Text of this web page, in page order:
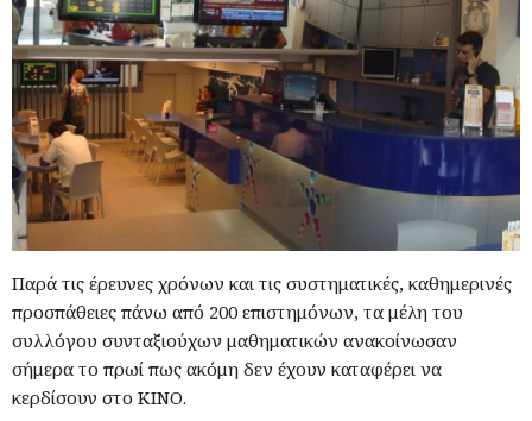
Παρά τις έρευνες χρόνων και τις συστηματικές, καθημερινές
προσπάθειες πάνω από 200 επιστημόνων, τα μέλη του
συλλόγου συνταξιούχων μαθηματικών ανακοίνωσαν
σήμερα το πρωί πως ακόμη δεν έχουν καταφέρει να
κερδίσουν στο ΚΙΝΟ.